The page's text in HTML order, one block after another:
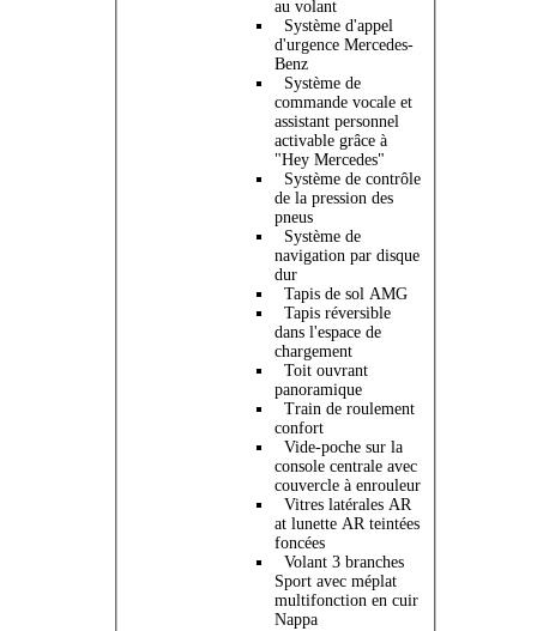
au volant
Système d'appel
d'urgence Mercedes-
Benz
Système de
commande vocale et
assistant personnel
activable grâce à
"Hey Mercedes"
Système de contrôle
de la pression des
pneus
Système de
navigation par disque
dur
Tapis de sol AMG
Tapis réversible
dans l'espace de
chargement
Toit ouvrant
panoramique
Train de roulement
confort
Vide-poche sur la
console centrale avec
couvercle à enrouleur
Vitres latérales AR
at lunette AR teintées
foncées
Volant 3 branches
Sport avec méplat
multifonction en cuir
Nappa